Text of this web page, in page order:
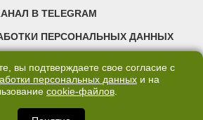
В TELEGRAM
ПЕРСОНАЛЬНЫХ ДАННЫХ
сообщение, доведение до всеобщего
Сетевое издание «Современный портал
вы подтверждаете свое согласие с
персональных данных и на
cookie-файлов.